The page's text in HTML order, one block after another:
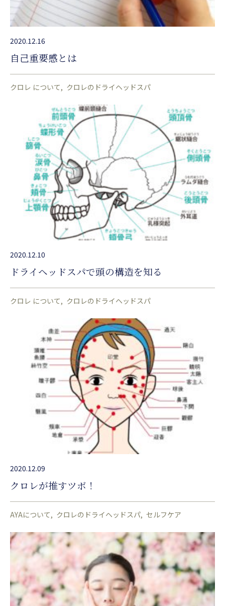
2020.12.16
自己重要感とは
クロレ について クロレのドライヘッドスパ
2020.12.10
ドライヘッドスパで頭の構造を知る
クロレ について クロレのドライヘッドスパ
2020.12.09
クロレが推すツボ！
AYAについて クロレのドライヘッドスパ セルフケア